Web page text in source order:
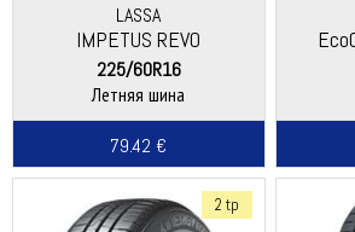
LASSA
IMPETUS REVO
225/60R16
Летняя шина
79.42 €
2 tp